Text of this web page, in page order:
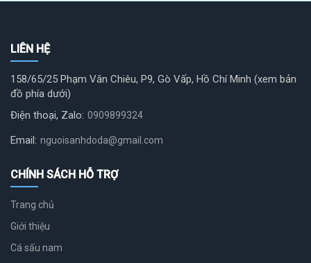
LIÊN HỆ
158/65/25 Phạm Văn Chiêu, P9, Gò Vấp, Hồ Chí Minh (xem bản
đồ phía dưới)
Điện thoại, Zalo: 0909899324
Email: nguoisanhdoda@gmail.com
CHÍNH SÁCH HỖ TRỢ
Trang chủ
Giới thiệu
Cá sấu nam